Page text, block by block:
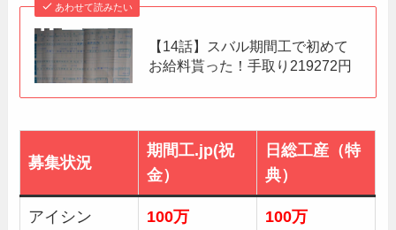
あわせて読みたい
【14話】スバル期間工で初めて
お給料貰った！手取り219272円
募集状況
期間工.jp(祝
金）
日総工産（特
典）
アイシン 100万 100万